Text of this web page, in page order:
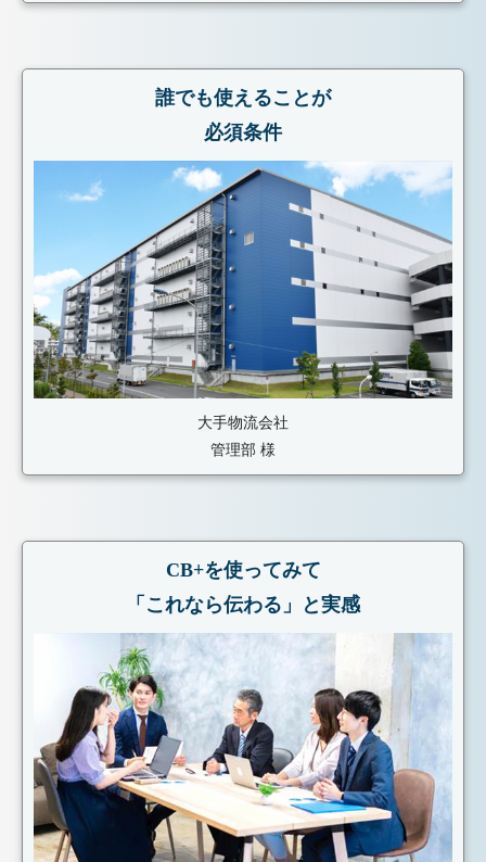
誰でも使えることが
必須条件
大手物流会社
管理部 様
CB+を使ってみて
「これなら伝わる」と実感